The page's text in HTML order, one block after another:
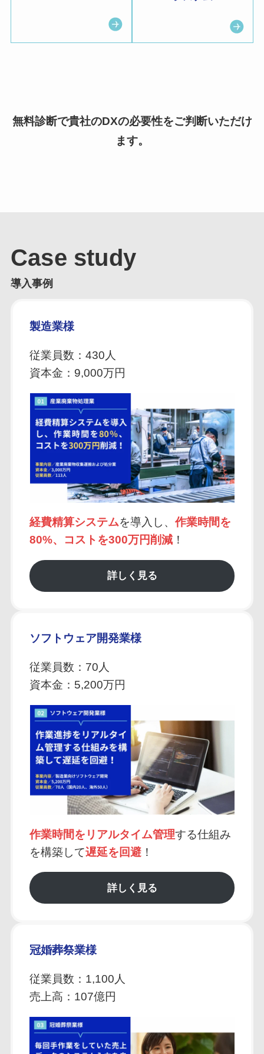
無料診断で貴社のDXの必要性をご判断いただけ
ます。
Case study
導入事例
製造業様
従業員数：430人
資本金：9,000万円
経費精算システムを導入し、作業時間を
80%、コストを300万円削減 ！
詳しく見る
ソフトウェア開発業様
従業員数：70人
資本金：5,200万円
作業時間をリアルタイム管理する仕組み
を構築して遅延を回避 ！
詳しく見る
冠婚葬祭業様
従業員数：1,100人
売上高：107億円